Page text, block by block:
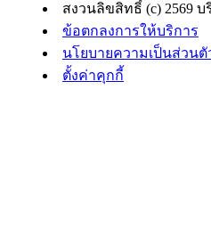
สงวนลิขสิทธิ์ (c) 2569
ข้อตกลงการให้บริการ
นโยบายความเป็นส่วนตั
ตั้งค่าคุกกี้